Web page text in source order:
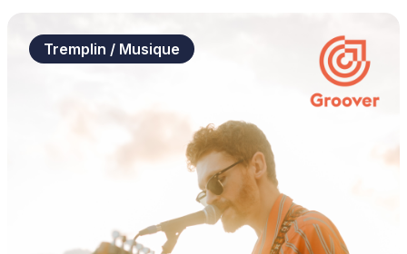
Tremplin / Musique